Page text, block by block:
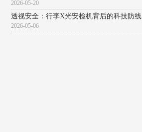
2026-05-20
透视安全：行李X光安检机背后的科技防线
2026-05-06